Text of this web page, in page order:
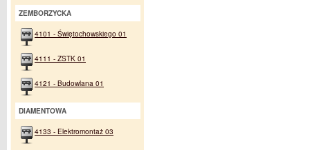
ZEMBORZYCKA
4101 - Świętochowskiego 01
4111 - ZSTK 01
4121 - Budowlana 01
DIAMENTOWA
4133 - Elektromontaż 03